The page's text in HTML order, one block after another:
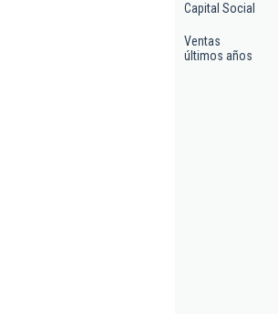
Capital Social
Ventas
últimos años